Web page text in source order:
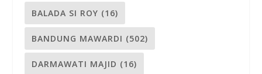
BALADA SI ROY (16)
BANDUNG MAWARDI (502)
DARMAWATI MAJID (16)